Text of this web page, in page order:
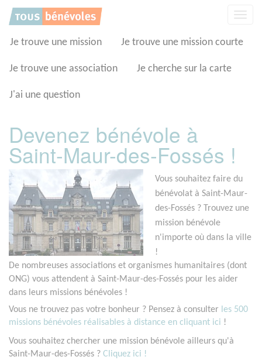
Je trouve une mission Je trouve une mission courte
Je trouve une association Je cherche sur la carte
J'ai une question
Devenez bénévole à
Saint-Maur-des-Fossés !
Vous souhaitez faire du
bénévolat à Saint-Maur-
des-Fossés ? Trouvez une
mission bénévole
n'importe où dans la ville
!
De nombreuses associations et organismes humanitaires (dont
ONG) vous attendent à Saint-Maur-des-Fossés pour les aider
dans leurs missions bénévoles !
Vous ne trouvez pas votre bonheur ? Pensez à consulter les 500
missions bénévoles réalisables à distance en cliquant ici !
Vous souhaitez chercher une mission bénévole ailleurs qu'à
Saint-Maur-des-Fossés ? Cliquez ici !
Panneau de gestion des cookies